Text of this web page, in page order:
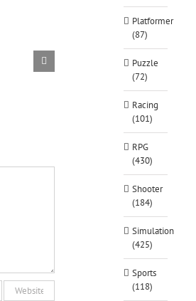
Platformer
(87)
Puzzle
(72)
Racing
(101)
RPG
(430)
Shooter
(184)
Simulation
(425)
Sports
(118)